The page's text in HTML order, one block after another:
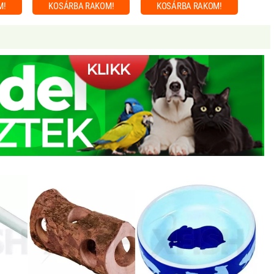
KOSÁRBA RAKOM! KOSÁRBA RAKOM!